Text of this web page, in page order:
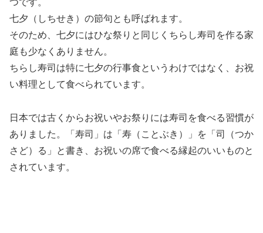
つです。
七夕（しちせき）の節句とも呼ばれます。
そのため、七夕にはひな祭りと同じくちらし寿司を作る家
庭も少なくありません。
ちらし寿司は特に七夕の行事食というわけではなく、お祝
い料理として食べられています。
日本では古くからお祝いやお祭りには寿司を食べる習慣が
ありました。「寿司」は「寿（ことぶき）」を「司（つか
さど）る」と書き、お祝いの席で食べる縁起のいいものと
されています。